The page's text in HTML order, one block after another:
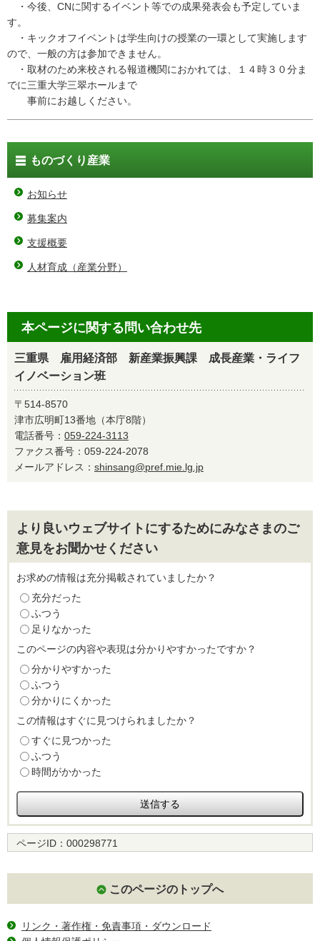
・今後、CNに関するイベント等での成果発表会も予定していま
す。
・キックオフイベントは学生向けの授業の一環として実施します
ので、一般の方は参加できません。
・取材のため来校される報道機関におかれては、１４時３０分ま
でに三重大学三翠ホールまで
事前にお越しください。
ものづくり産業
お知らせ
募集案内
支援概要
人材育成（産業分野）
本ページに関する問い合わせ先
三重県 雇用経済部 新産業振興課 成長産業・ライフ
イノベーション班
〒514-8570
津市広明町13番地（本庁8階）
電話番号： 059-224-3113
ファクス番号：059-224-2078
メールアドレス： shinsang@pref.mie.lg.jp
より良いウェブサイトにするためにみなさまのご
意見をお聞かせください
お求めの情報は充分掲載されていましたか？
充分だった
ふつう
足りなかった
このページの内容や表現は分かりやすかったですか？
分かりやすかった
ふつう
分かりにくかった
この情報はすぐに見つけられましたか？
すぐに見つかった
ふつう
時間がかかった
ページID： 000298771
このページのトップへ
リンク・著作権・免責事項・ダウンロード